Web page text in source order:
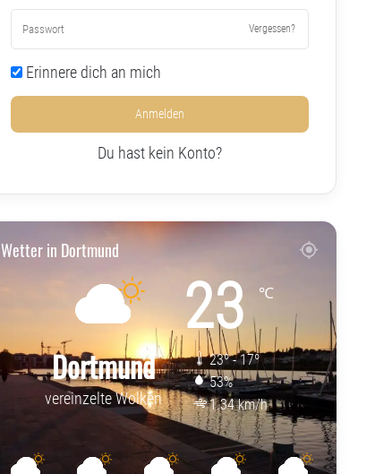
Vergessen?
Erinnere dich an mich
Anmelden
Du hast kein Konto?
Wetter in Dortmund
Dortmund
vereinzelte Wolken
23℃
23º - 17º
53%
1.34 km/h